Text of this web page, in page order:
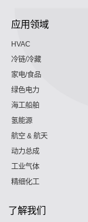
应用领域
HVAC
冷链/冷藏
家电/食品
绿色电力
海工船舶
氢能源
航空 & 航天
动力总成
工业气体
精细化工
了解我们